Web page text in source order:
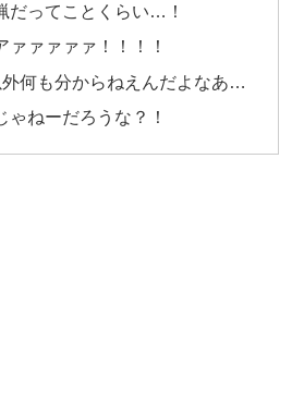
だってことくらい…！
ァァァァ！！！！
何も分からねえんだよなあ…
ねーだろうな？！